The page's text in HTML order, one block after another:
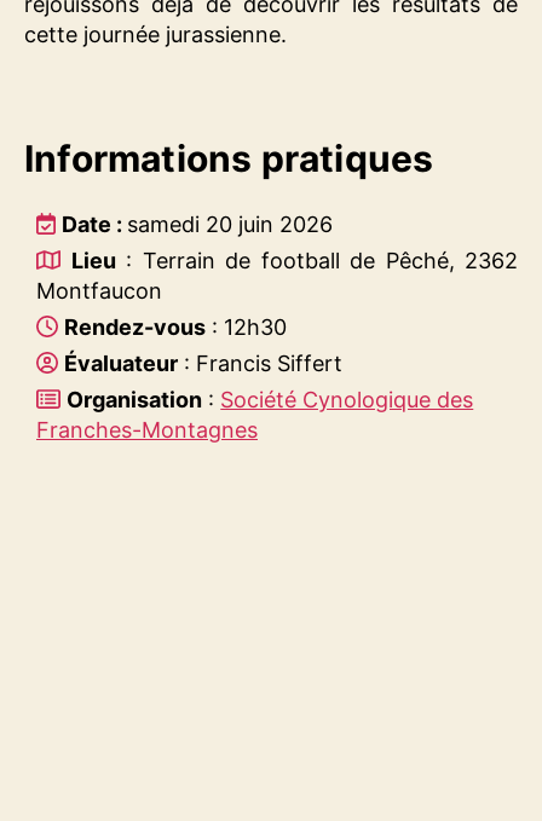
cette journée jurassienne.
Informations pratiques
Date : samedi 20 juin 2026
Lieu : Terrain de football de Pêché, 2362
Montfaucon
Rendez-vous : 12h30
Évaluateur : Francis Siffert
Organisation : Société Cynologique des
Franches-Montagnes